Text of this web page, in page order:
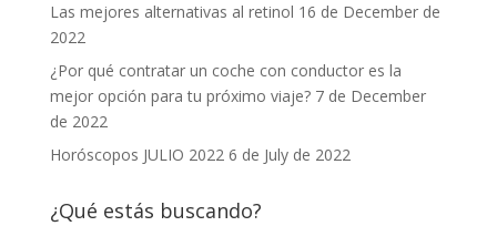
Las mejores alternativas al retinol 16 de December de
2022
¿Por qué contratar un coche con conductor es la
mejor opción para tu próximo viaje? 7 de December
de 2022
Horóscopos JULIO 2022 6 de July de 2022
¿Qué estás buscando?